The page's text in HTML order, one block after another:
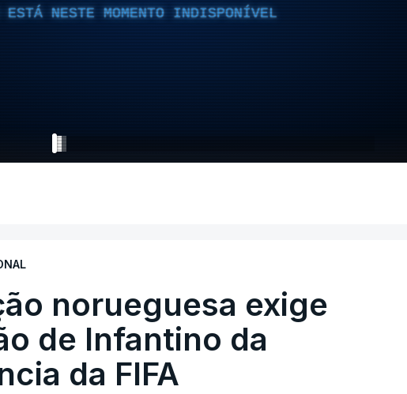
ESTÁ NESTE MOMENTO INDISPONÍVEL
norueguesa exige
de Infantino da
da FIFA